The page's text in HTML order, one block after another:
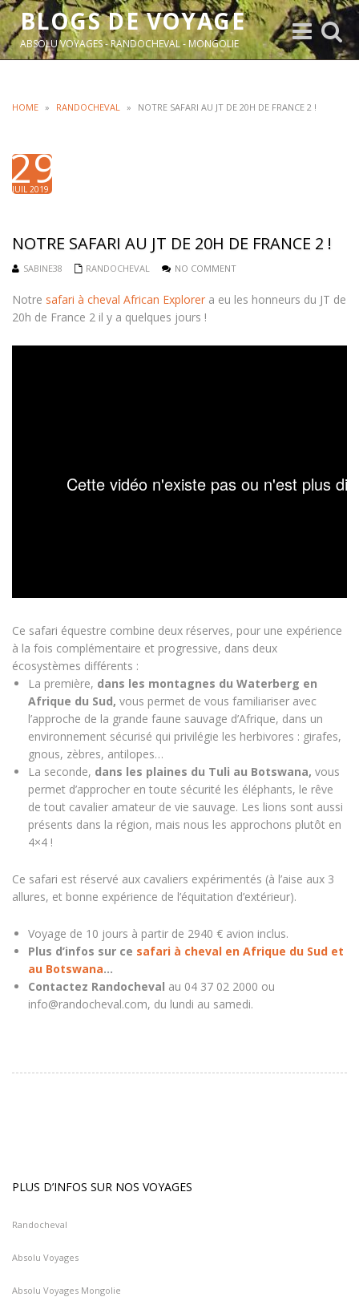
BLOGS DE VOYAGE
ABSOLU VOYAGES - RANDOCHEVAL - MONGOLIE
Toggle
search
Toggle
navigation
HOME » RANDOCHEVAL » NOTRE SAFARI AU JT DE 20H DE FRANCE 2 !
29
JUIL 2019
NOTRE SAFARI AU JT DE 20H DE FRANCE 2 !
SABINE38 RANDOCHEVAL NO COMMENT
Notre safari à cheval African Explorer a eu les honneurs du JT de
20h de France 2 il y a quelques jours !
Ce safari équestre combine deux réserves, pour une expérience
à la fois complémentaire et progressive, dans deux
écosystèmes différents :
La première, dans les montagnes du Waterberg en
Afrique du Sud, vous permet de vous familiariser avec
l’approche de la grande faune sauvage d’Afrique, dans un
environnement sécurisé qui privilégie les herbivores : girafes,
gnous, zèbres, antilopes…
La seconde, dans les plaines du Tuli au Botswana, vous
permet d’approcher en toute sécurité les éléphants, le rêve
de tout cavalier amateur de vie sauvage. Les lions sont aussi
présents dans la région, mais nous les approchons plutôt en
4×4 !
Ce safari est réservé aux cavaliers expérimentés (à l’aise aux 3
allures, et bonne expérience de l’équitation d’extérieur).
Voyage de 10 jours à partir de 2940 € avion inclus.
Plus d’infos sur ce safari à cheval en Afrique du Sud et
au Botswana…
Contactez Randocheval au 04 37 02 2000 ou
info@randocheval.com, du lundi au samedi.
PLUS D’INFOS SUR NOS VOYAGES
Randocheval
Absolu Voyages
Absolu Voyages Mongolie